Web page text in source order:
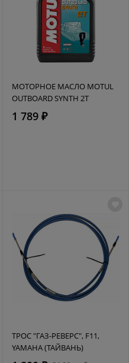
МОТОРНОЕ МАСЛО MOTUL
OUTBOARD SYNTH 2T
1 789 ₽
ТРОС "ГАЗ-РЕВЕРС", F11,
YAMAHA (ТАЙВАНЬ)